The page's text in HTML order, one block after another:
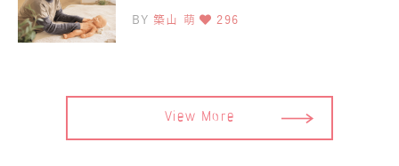
BY 築山 萌 296
View More